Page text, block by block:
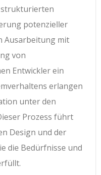
strukturierten
potenzieller
Ausarbeitung mit
von
Entwickler ein
erlangen
unter den
Prozess führt
Design und der
die Bedürfnisse und